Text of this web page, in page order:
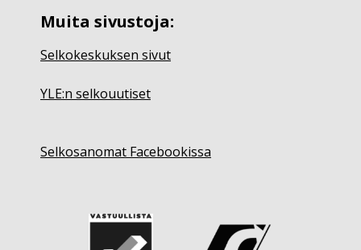
Muita sivustoja:
Selkokeskuksen sivut
YLE:n selkouutiset
Selkosanomat Facebookissa